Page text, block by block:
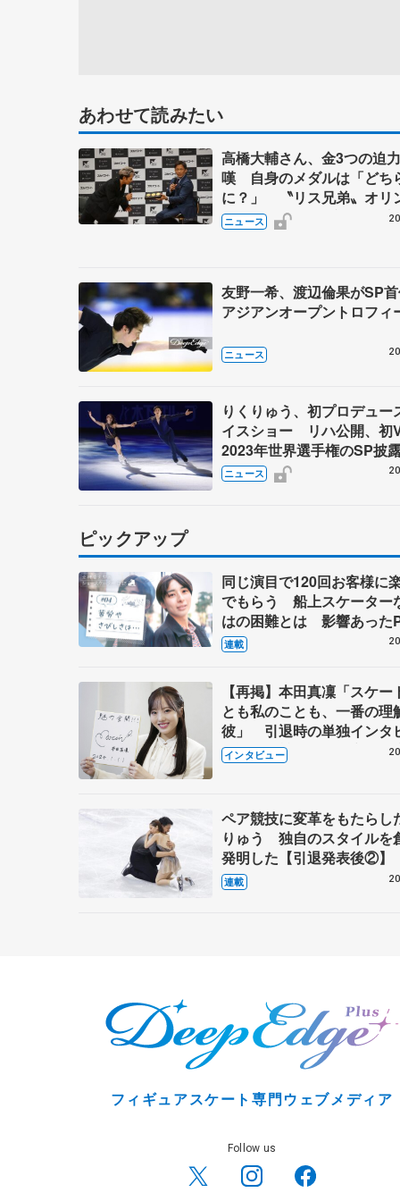
あわせて読みたい
高橋大輔さん、金3つの迫
嘆 自身のメダルは「どち
に？」 〝リス兄弟〟オリ
ク3連覇の野村忠宏さんと
ニュース
友野一希、渡辺倫果がSP
アジアンオープントロフィ
ニュース
りくりゅう、初プロデュー
イスショー リハ公開、初
2023年世界選手権のSP
ゼボロ、チョクベイら豪華
ーが来日
ニュース
ピックアップ
同じ演目で120回お客様に
でもらう 船上スケーター
はの困難とは 影響あった
キャプテン松永さんの存在
連載
【再掲】本田真凜「スケー
とも私のことも、一番の理
彼」 引退時の単独インタ
で語った競技人生や家族、
これからの夢…
インタビュー
ペア競技に変革をもたらし
りゅう 独自のスタイルを
発明した【引退発表後②】
連載
フィギュアスケート専門ウェブメディア
Follow us